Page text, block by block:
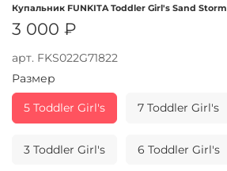
арт. FKS022G71822
Купальник FUNKITA Toddler Girl's Sand Storm
3 000 ₽
Размер
5 Toddler Girl's 7 Toddler Girl's
3 Toddler Girl's 6 Toddler Girl's